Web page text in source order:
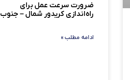
ضرورت سرعت عمل برای
راه‌اندازی کریدور شمال – جنوب
ادامه مطلب »